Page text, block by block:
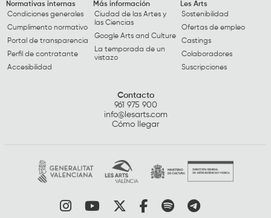
Normativas internas
Condiciones generales
Cumplimento normativo
Portal de transparencia
Perfil de contratante
Accesibilidad
Más información
Ciudad de las Artes y
las Ciencias
Google Arts and Culture
La temporada de un
vistazo
Les Arts
Sostenibilidad
Ofertas de empleo
Castings
Colaboradores
Suscripciones
Contacto
961 975 900
info@lesarts.com
Cómo llegar
Link a instagram
Link a youtube
Link a twitter
Link a facebook
Link a spotify
Link a